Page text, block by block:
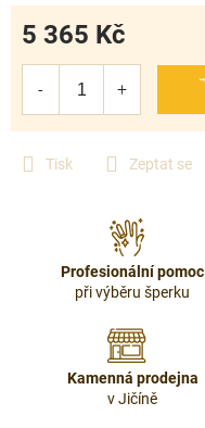
Tisk Zeptat se
5 365 Kč
Profesionální pomoc
při výběru šperku
Kamenná prodejna
v Jičíně